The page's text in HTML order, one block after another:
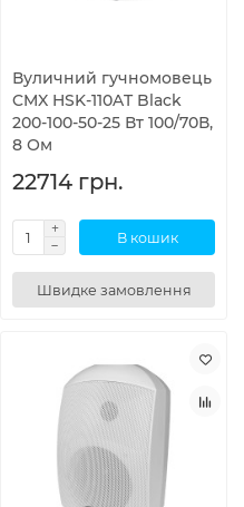
Вуличний гучномовець
CMX HSK-110AT Black
200-100-50-25 Вт 100/70В,
8 Ом
22714 грн.
В кошик
Швидке замовлення